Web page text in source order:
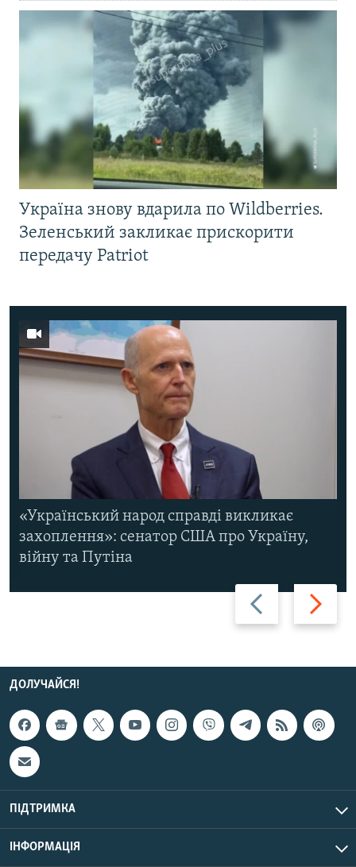
Україна знову вдарила по Wildberries.
Зеленський закликає прискорити
передачу Patriot
Назад Вперед
«Український народ справді викликає
захоплення»: сенатор США про Україну,
війну та Путіна
ДОЛУЧАЙСЯ!
ПІДТРИМКА
ІНФОРМАЦІЯ